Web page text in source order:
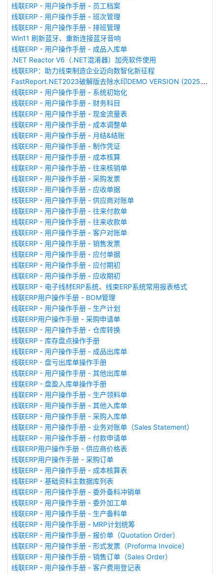
线联ERP - 用户操作手册 - 员工档案
线联ERP - 用户操作手册 - 班次管理
线联ERP - 用户操作手册 - 排班管理
Win11 刷新蓝牙、重新连接蓝牙音响
线联ERP - 用户操作手册 - 成品入库单
.NET Reactor V6（.NET混淆器）加壳软件使用
线联ERP：助力线束制造企业迈向数智化新征程
FastReport.NET2023破解版去除水印DEMO VERSION (2025.1.14/2023.2.18版本)
线联ERP - 用户操作手册 - 系统初始化
线联ERP - 用户操作手册 - 财务科目
线联ERP - 用户操作手册 - 现金流量表
线联ERP - 用户操作手册 - 成本调整单
线联ERP - 用户操作手册 - 月结&结账
线联ERP - 用户操作手册 - 制作凭证
线联ERP - 用户操作手册 - 成本核算
线联ERP - 用户操作手册 - 往来核销单
线联ERP - 用户操作手册 - 采购发票
线联ERP - 用户操作手册 - 应收单据
线联ERP - 用户操作手册 - 供应商对账单
线联ERP - 用户操作手册 - 往来付款单
线联ERP - 用户操作手册 - 往来收款单
线联ERP - 用户操作手册 - 客户对账单
线联ERP - 用户操作手册 - 销售发票
线联ERP - 用户操作手册 - 应付单据
线联ERP - 用户操作手册 - 应付期初
线联ERP - 用户操作手册 - 应收期初
线联ERP - 电子线材ERP系统、线束ERP系统常用报表格式
线联ERP用户操作手册 - BOM管理
线联ERP - 用户操作手册 - 生产计划
线联ERP用户操作手册 - 采购申请单
线联ERP - 用户操作手册 - 仓库转换
线联ERP - 库存盘点操作手册
线联ERP - 用户操作手册 - 成品出库单
线联ERP - 盘亏出库单操作手册
线联ERP - 用户操作手册 - 其他出库单
线联ERP - 盘盈入库单操作手册
线联ERP - 用户操作手册 - 生产领料单
线联ERP - 用户操作手册 - 其他入库单
线联ERP - 用户操作手册 - 采购入库单
线联ERP - 用户操作手册 - 业务对账单（Sales Statement）
线联ERP - 用户操作手册 - 付款申请单
线联ERP用户操作手册 - 供应商价格表
线联ERP用户操作手册 - 采购订单
线联ERP - 用户操作手册 - 成本核算表
线联ERP - 基础资料主数据库列表
线联ERP - 用户操作手册 - 委外备料冲销单
线联ERP - 用户操作手册 - 委外加工单
线联ERP - 用户操作手册 - 生产备料单
线联ERP - 用户操作手册 - MRP计划统筹
线联ERP - 用户操作手册 - 报价单（Quotation Order）
线联ERP - 用户操作手册 - 形式发票（Proforma Invoice）
线联ERP - 用户操作手册 - 销售订单（Sales Order）
线联ERP - 用户操作手册 - 客户费用登记表